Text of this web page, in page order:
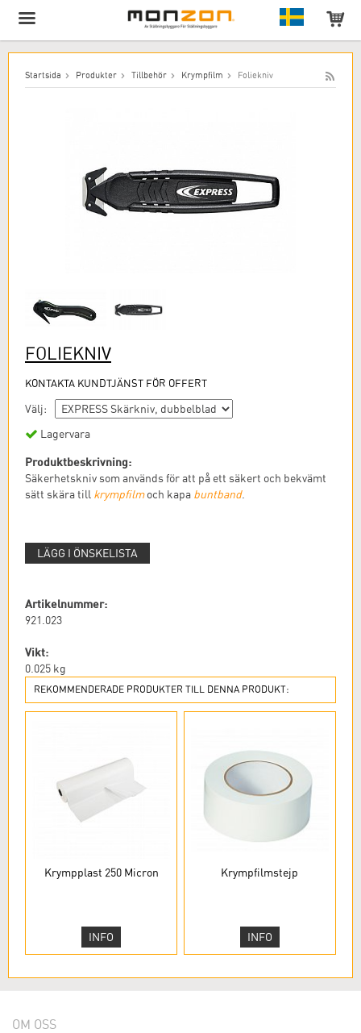
Produkten har lagts till i varukorgen!
Startsida Produkter Tillbehör Krympfilm Foliekniv
FOLIEKNIV
KONTAKTA KUNDTJÄNST FÖR OFFERT
Välj:
Lagervara
Produktbeskrivning:
Säkerhetskniv som används för att på ett säkert och bekvämt
sätt skära till krympfilmoch kapa buntband.
LÄGG I ÖNSKELISTA
Artikelnummer:
921.023
Vikt:
0.025 kg
REKOMMENDERADE PRODUKTER TILL DENNA PRODUKT:
Krympplast 250 Micron
INFO
Krympfilmstejp
INFO
OM OSS